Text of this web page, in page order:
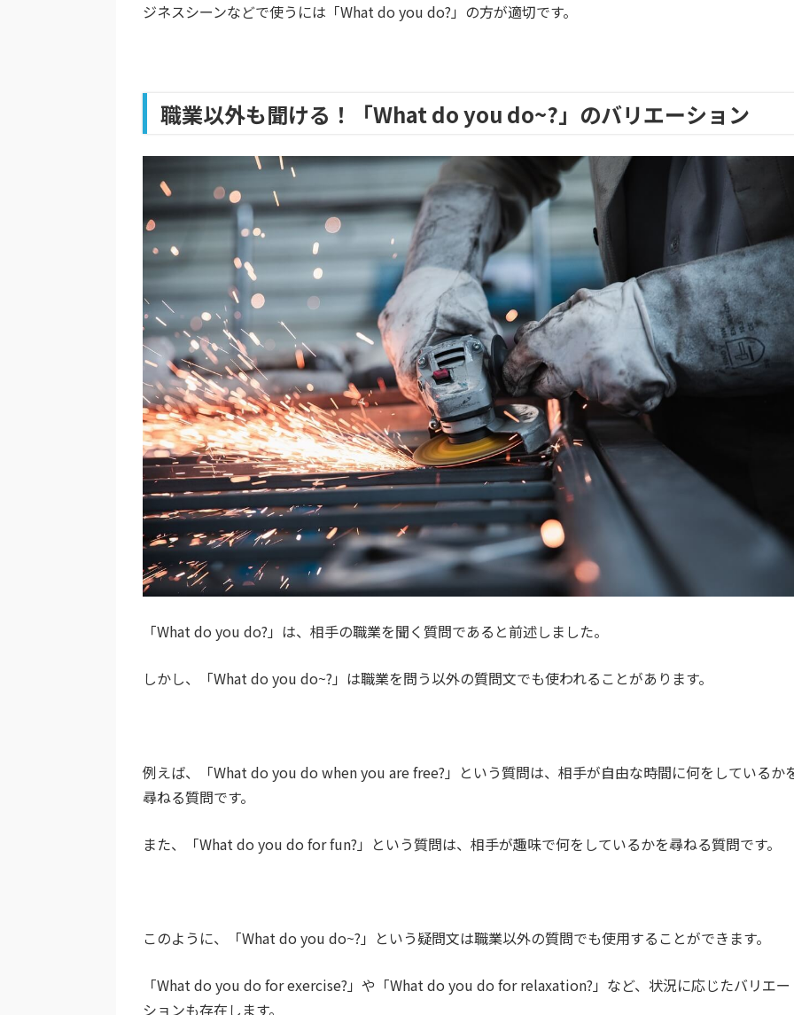
ジネスシーンなどで使うには「What do you do?」の方が適切です。
職業以外も聞ける！「What do you do~?」のバリエーション
「What do you do?」は、相手の職業を聞く質問であると前述しました。
しかし、「What do you do~?」は職業を問う以外の質問文でも使われることがあります。
例えば、「What do you do when you are free?」という質問は、相手が自由な時間に何をしているか
尋ねる質問です。
また、「What do you do for fun?」という質問は、相手が趣味で何をしているかを尋ねる質問です。
このように、「What do you do~?」という疑問文は職業以外の質問でも使用することができます。
「What do you do for exercise?」や「What do you do for relaxation?」など、状況に応じたバリエー
ションも存在します。